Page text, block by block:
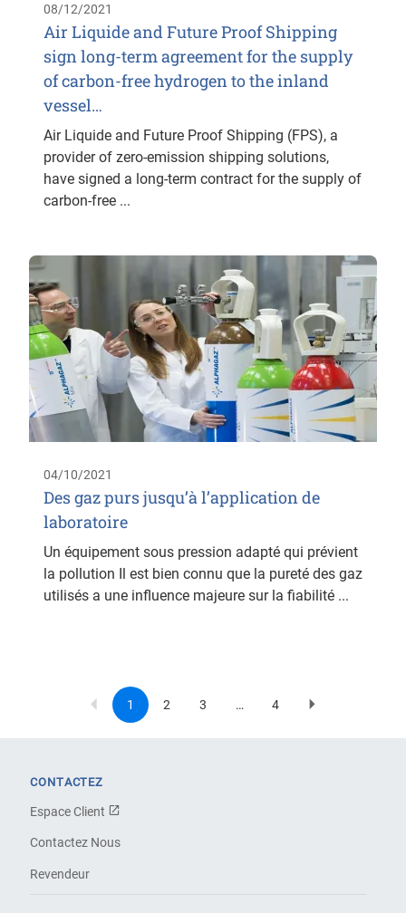
08/12/2021
Air Liquide and Future Proof Shipping
sign long-term agreement for the supply
of carbon-free hydrogen to the inland
vessel…
Air Liquide and Future Proof Shipping (FPS), a
provider of zero-emission shipping solutions,
have signed a long-term contract for the supply of
carbon-free ...
04/10/2021
Des gaz purs jusqu’à l’application de
laboratoire
Un équipement sous pression adapté qui prévient
la pollution Il est bien connu que la pureté des gaz
utilisés a une influence majeure sur la fiabilité ...
Current
page
1 Page
2 Page
3 …
Last
4
Next
CONTACTEZ
Espace Client
Contactez Nous
Revendeur